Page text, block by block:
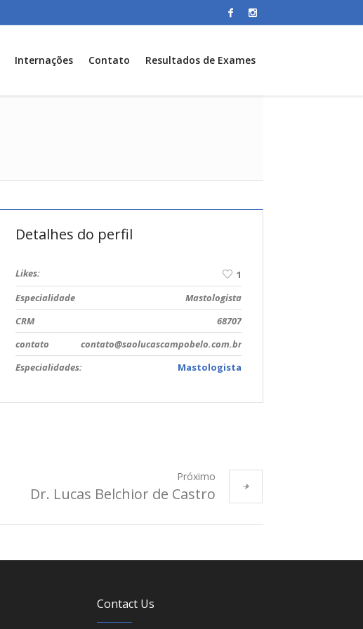
Internações Contato Resultados de Exames
Detalhes do perfil
Likes:
1
Especialidade
Mastologista
CRM
68707
contato
contato@saolucascampobelo.com.br
Especialidades:
Mastologista
Próximo
Dr. Lucas Belchior de Castro
Contact Us